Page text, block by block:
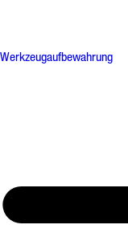
Werkzeugaufbewahrung